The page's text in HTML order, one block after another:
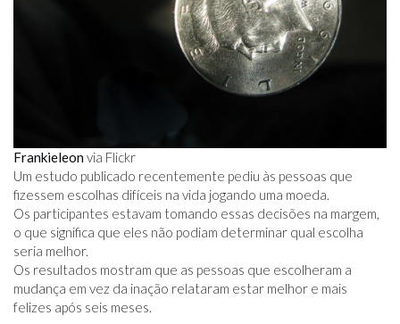
Frankieleonvia Flickr
Um estudo publicado recentemente pediu às pessoas que
fizessem escolhas difíceis na vida jogando uma moeda.
Os participantes estavam tomando essas decisões na margem,
o que significa que eles não podiam determinar qual escolha
seria melhor.
Os resultados mostram que as pessoas que escolheram a
mudança em vez da inação relataram estar melhor e mais
felizes após seis meses.